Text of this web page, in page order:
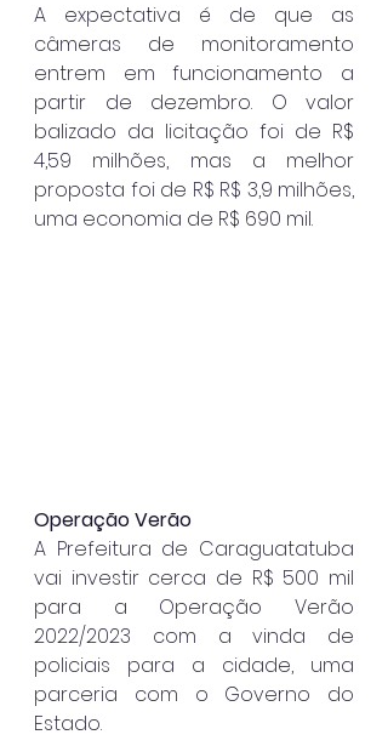
A expectativa é de que as
câmeras de monitoramento
entrem em funcionamento a
partir de dezembro. O valor
balizado da licitação foi de R$
4,59 milhões, mas a melhor
proposta foi de R$ R$ 3,9 milhões,
uma economia de R$ 690 mil.
Operação Verão
A Prefeitura de Caraguatatuba
vai investir cerca de R$ 500 mil
para a Operação Verão
2022/2023 com a vinda de
policiais para a cidade, uma
parceria com o Governo do
Estado.